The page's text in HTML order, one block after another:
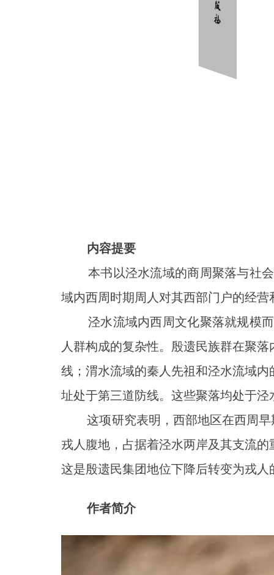
内容提要
本书以泾水流域的商周聚落与社会
域内西周时期周人对其西部门户的经营
泾水流域内西周文化聚落就规模而
人群构成的复杂性。殷遗民族群在聚
线；渭水流域的秦人先祖和泾水流域
址处于第三道防线。这些聚落均处于
这项研究表明，西部地区在西周早
戎人腹地，占据着泾水两岸及其支流
这是殷遗民集团地位下降后转变为戎
作者简介